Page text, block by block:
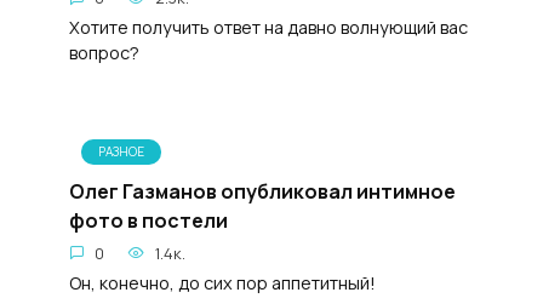
Хотите получить ответ на давно волнующий вас
вопрос?
РАЗНОЕ
Олег Газманов опубликовал интимное
фото в постели
0 1.4к.
Он, конечно, до сих пор аппетитный!